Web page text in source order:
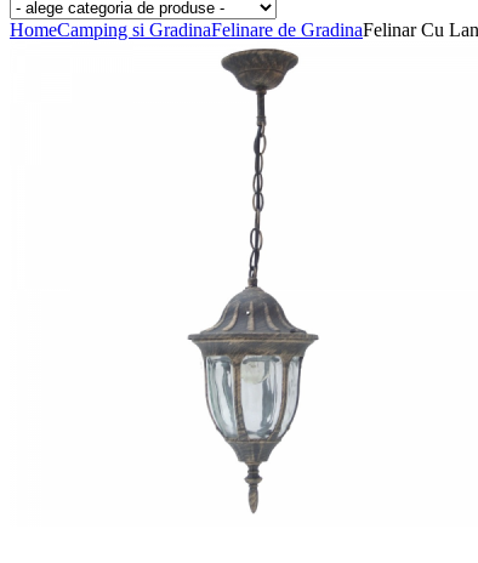
HomeCamping si GradinaFelinare de GradinaFelinar Cu